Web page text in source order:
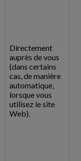
Directement
auprès de vous
(dans certains
cas, de manière
automatique,
lorsque vous
utilisez le site
Web).